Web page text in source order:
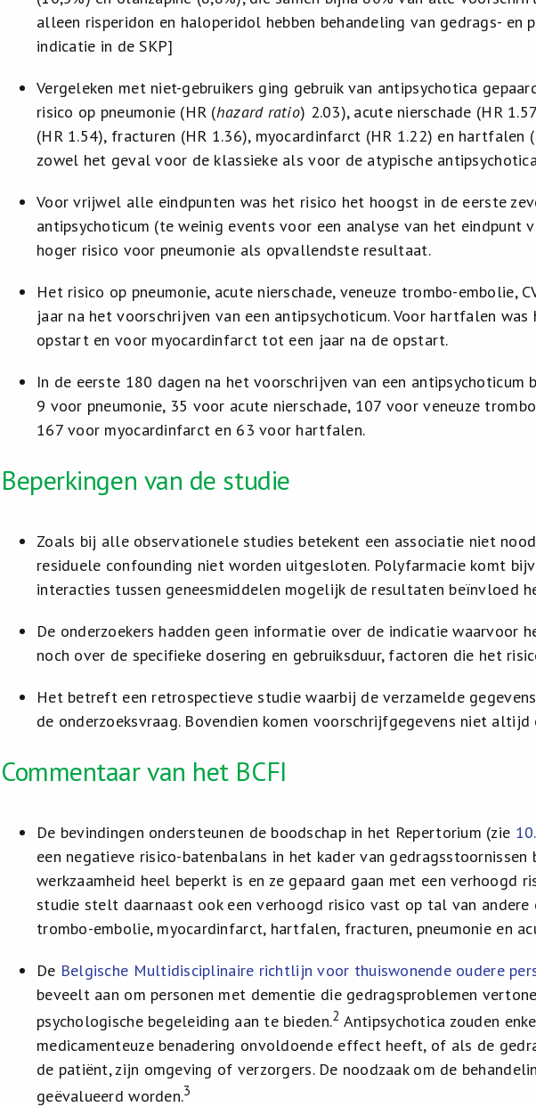
alleen risperidon en haloperidol hebben behandeling van gedrags- en
indicatie in de SKP]
Vergeleken met niet-gebruikers ging gebruik van antipsychotica
risico op pneumonie (HR (hazard ratio) 2.03), acute nierschade (HR
(HR 1.54), fracturen (HR 1.36), myocardinfarct (HR 1.22) en hartfalen
zowel het geval voor de klassieke als voor de atypische
Voor vrijwel alle eindpunten was het risico het hoogst in de eerste
antipsychoticum (te weinig events voor een analyse van het eindpunt
hoger risico voor pneumonie als opvallendste resultaat.
Het risico op pneumonie, acute nierschade, veneuze trombo-embolie,
jaar na het voorschrijven van een antipsychoticum. Voor hartfalen
opstart en voor myocardinfarct tot een jaar na de opstart.
In de eerste 180 dagen na het voorschrijven van een antipsychoticum
9 voor pneumonie, 35 voor acute nierschade, 107 voor veneuze
167 voor myocardinfarct en 63 voor hartfalen.
Beperkingen van de studie
Zoals bij alle observationele studies betekent een associatie niet
residuele confounding niet worden uitgesloten. Polyfarmacie komt
interacties tussen geneesmiddelen mogelijk de resultaten beïnvloed
De onderzoekers hadden geen informatie over de indicatie waarvoor
noch over de specifieke dosering en gebruiksduur, factoren die het
Het betreft een retrospectieve studie waarbij de verzamelde
de onderzoeksvraag. Bovendien komen voorschrijfgegevens niet
Commentaar van het BCFI
De bevindingen ondersteunen de boodschap in het Repertorium (zie
een negatieve risico-batenbalans in het kader van
werkzaamheid heel beperkt is en ze gepaard gaan met een verhoogd
studie stelt daarnaast ook een verhoogd risico vast op tal van
trombo-embolie, myocardinfarct, hartfalen, fracturen, pneumonie en
De Belgische Multidisciplinaire richtlijn voor thuiswonende oudere
beveelt aan om personen met dementie die gedragsproblemen
psychologische begeleiding aan te bieden.2 Antipsychotica zouden
medicamenteuze benadering onvoldoende effect heeft, of als de
de patiënt, zijn omgeving of verzorgers. De noodzaak om de
geëvalueerd worden.3